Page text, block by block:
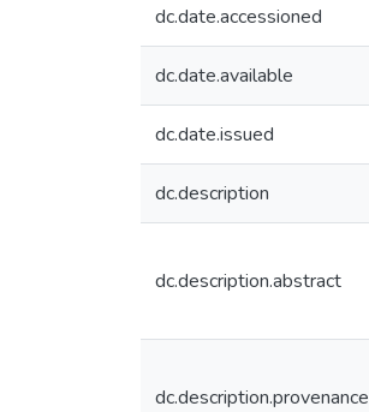
dc.date.accessioned
dc.date.available
dc.date.issued
dc.description
dc.description.abstract
dc.description.provenance